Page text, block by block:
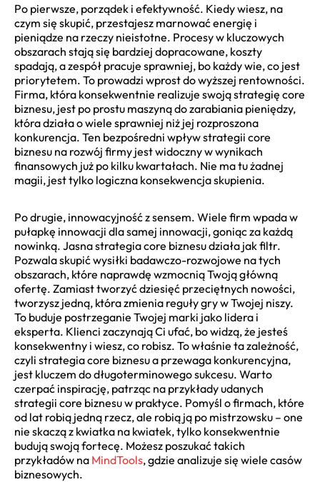
Po pierwsze, porządek i efektywność. Kiedy wiesz, na
czym się skupić, przestajesz marnować energię i
pieniądze na rzeczy nieistotne. Procesy w kluczowych
obszarach stają się bardziej dopracowane, koszty
spadają, a zespół pracuje sprawniej, bo każdy wie, co jest
priorytetem. To prowadzi wprost do wyższej rentowności.
Firma, która konsekwentnie realizuje swoją strategię core
biznesu, jest po prostu maszyną do zarabiania pieniędzy,
która działa o wiele sprawniej niż jej rozproszona
konkurencja. Ten bezpośredni wpływ strategii core
biznesu na rozwój firmy jest widoczny w wynikach
finansowych już po kilku kwartałach. Nie ma tu żadnej
magii, jest tylko logiczna konsekwencja skupienia.
Po drugie, innowacyjność z sensem. Wiele firm wpada w
pułapkę innowacji dla samej innowacji, goniąc za każdą
nowinką. Jasna strategia core biznesu działa jak filtr.
Pozwala skupić wysiłki badawczo-rozwojowe na tych
obszarach, które naprawdę wzmocnią Twoją główną
ofertę. Zamiast tworzyć dziesięć przeciętnych nowości,
tworzysz jedną, która zmienia reguły gry w Twojej niszy.
To buduje postrzeganie Twojej marki jako lidera i
eksperta. Klienci zaczynają Ci ufać, bo widzą, że jesteś
konsekwentny i wiesz, co robisz. To właśnie ta zależność,
czyli strategia core biznesu a przewaga konkurencyjna,
jest kluczem do długoterminowego sukcesu. Warto
czerpać inspirację, patrząc na przykłady udanych
strategii core biznesu w praktyce. Pomyśl o firmach, które
od lat robią jedną rzecz, ale robią ją po mistrzowsku – one
nie skaczą z kwiatka na kwiatek, tylko konsekwentnie
budują swoją fortecę. Możesz poszukać takich
przykładów na MindTools, gdzie analizuje się wiele casów
biznesowych.